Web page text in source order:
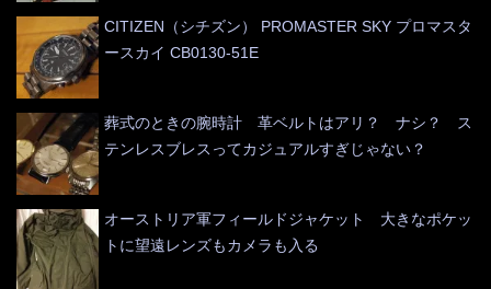
CITIZEN（シチズン） PROMASTER SKY プロマスタ
ースカイ CB0130-51E
葬式のときの腕時計 革ベルトはアリ？ ナシ？ ス
テンレスブレスってカジュアルすぎじゃない？
オーストリア軍フィールドジャケット 大きなポケッ
トに望遠レンズもカメラも入る